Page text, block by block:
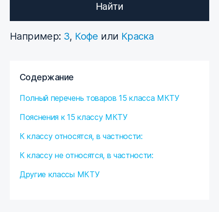
Найти
Например: 3, Кофе или Краска
Содержание
Полный перечень товаров 15 класса МКТУ
Пояснения к 15 классу МКТУ
К классу относятся, в частности:
К классу не относятся, в частности:
Другие классы МКТУ